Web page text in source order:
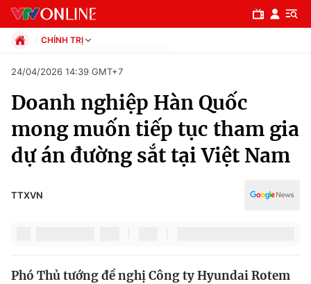
Chuyên mục
Chính trị
CHÍNH TRỊ
Xã hội
Pháp luật
Thể thao
Truyền hình
Văn hóa - Giải trí
24/04/2026 14:39 GMT+7
Doanh nghiệp Hàn Quốc
mong muốn tiếp tục tham gia
dự án đường sắt tại Việt Nam
TTXVN
Phó Thủ tướng đề nghị Công ty Hyundai Rotem